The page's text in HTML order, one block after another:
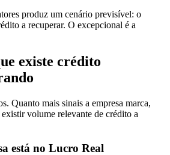
produz um cenário previsível: o
a recuperar. O excepcional é a
existe crédito
Quanto mais sinais a empresa marca,
volume relevante de crédito a
está no Lucro Real